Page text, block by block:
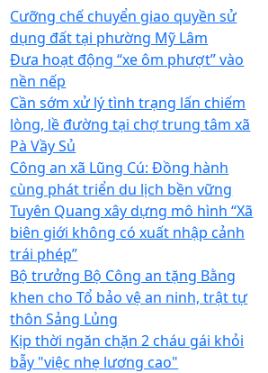
Cưỡng chế chuyển giao quyền sử
dụng đất tại phường Mỹ Lâm
Đưa hoạt động “xe ôm phượt” vào
nền nếp
Cần sớm xử lý tình trạng lấn chiếm
lòng, lề đường tại chợ trung tâm xã
Pà Vầy Sủ
Công an xã Lũng Cú: Đồng hành
cùng phát triển du lịch bền vững
Tuyên Quang xây dựng mô hình “Xã
biên giới không có xuất nhập cảnh
trái phép”
Bộ trưởng Bộ Công an tặng Bằng
khen cho Tổ bảo vệ an ninh, trật tự
thôn Sảng Lủng
Kịp thời ngăn chặn 2 cháu gái khỏi
bẫy "việc nhẹ lương cao"